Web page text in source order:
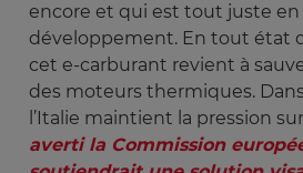
encore et qui est tout juste en
développement. En tout état
cet e-carburant revient à
des moteurs thermiques.
l’Italie maintient la pression sur
averti la Commission